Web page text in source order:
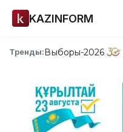
KAZINFORM
Тренды:Выборы-2026